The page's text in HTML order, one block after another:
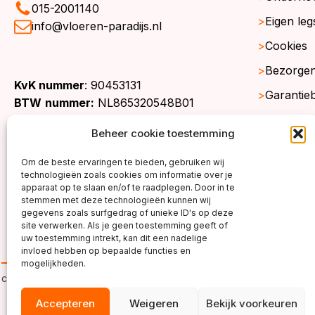
Beheer cookie toestemming
Om de beste ervaringen te bieden, gebruiken wij
technologieën zoals cookies om informatie over je
apparaat op te slaan en/of te raadplegen. Door in te
stemmen met deze technologieën kunnen wij
gegevens zoals surfgedrag of unieke ID's op deze
site verwerken. Als je geen toestemming geeft of
uw toestemming intrekt, kan dit een nadelige
invloed hebben op bepaalde functies en
mogelijkheden.
Accepteren Weigeren Bekijk voorkeuren
015-2001140
info@vloeren-paradijs.nl
KvK nummer: 90453131
BTW nummer: NL865320548B01
Eigen
Cookies
Gratis
copyright ©2026